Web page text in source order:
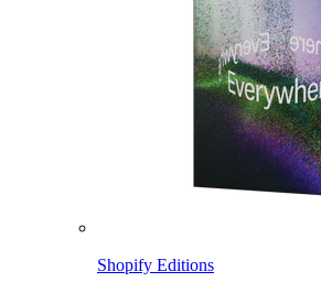
Shopify Editions